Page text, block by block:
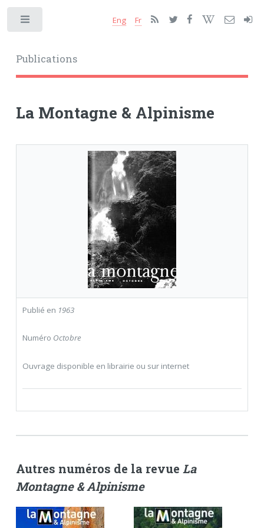
Publications
Eng Fr
La Montagne & Alpinisme
Publié en 1963
Numéro Octobre
Ouvrage disponible en librairie ou sur internet
Autres numéros de la revue La
Montagne & Alpinisme